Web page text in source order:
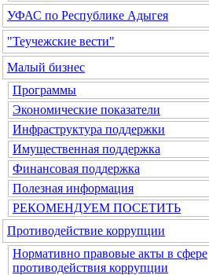
УФАС по Республике Адыгея
"Теучежские вести"
Малый бизнес
Программы
Экономические показатели
Инфраструктура поддержки
Имущественная поддержка
Финансовая поддержка
Полезная информация
РЕКОМЕНДУЕМ ПОСЕТИТЬ
Противодействие коррупции
Нормативно правовые акты в сфере
противодействия коррупции